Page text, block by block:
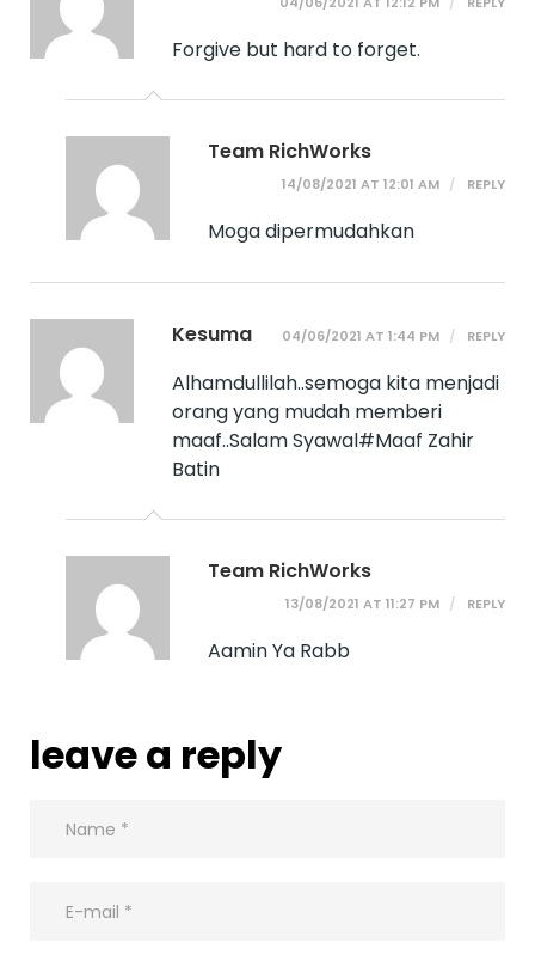
Forgive but hard to forget.
Team RichWorks
14/08/2021 AT 12:01 AM REPLY
Moga dipermudahkan
Kesuma 04/06/2021 AT 1:44 PM REPLY
Alhamdullilah..semoga kita menjadi
orang yang mudah memberi
maaf..Salam Syawal#Maaf Zahir
Batin
Team RichWorks
13/08/2021 AT 11:27 PM REPLY
Aamin Ya Rabb
leave a reply